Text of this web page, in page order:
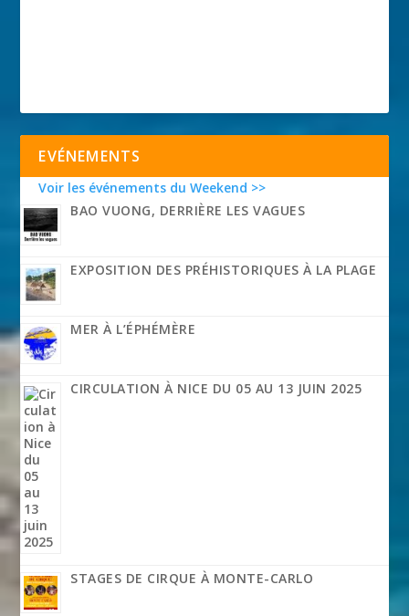
EVÉNEMENTS
Voir les événements du Weekend >>
BAO VUONG, DERRIÈRE LES VAGUES
EXPOSITION DES PRÉHISTORIQUES À LA PLAGE
MER À L’ÉPHÉMÈRE
CIRCULATION À NICE DU 05 AU 13 JUIN 2025
STAGES DE CIRQUE À MONTE-CARLO